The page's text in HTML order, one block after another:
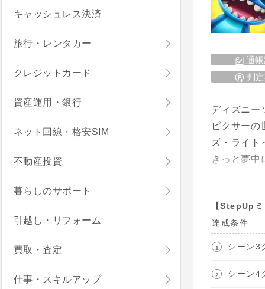
通
判
ディズニー
ピクサー
ズ・ライト
きっと夢中
【StepUp
達成条件
シーン3
シーン4
キャッシュレス決済
旅行・レンタカー
クレジットカード
資産運用・銀行
ネット回線・格安SIM
不動産投資
暮らしのサポート
引越し・リフォーム
買取・査定
仕事・スキルアップ